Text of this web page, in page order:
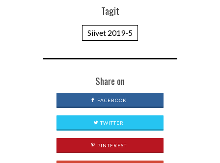
Tagit
Siivet 2019-5
Share on
FACEBOOK
TWITTER
PINTEREST